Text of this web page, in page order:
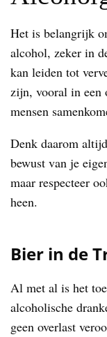
Het is belangrijk
alcohol, zeker in
kan leiden tot
zijn, vooral in een
mensen
Denk daarom
bewust van je
maar respecteer
heen.
Bier in de
Al met al is het
alcoholische
geen overlast